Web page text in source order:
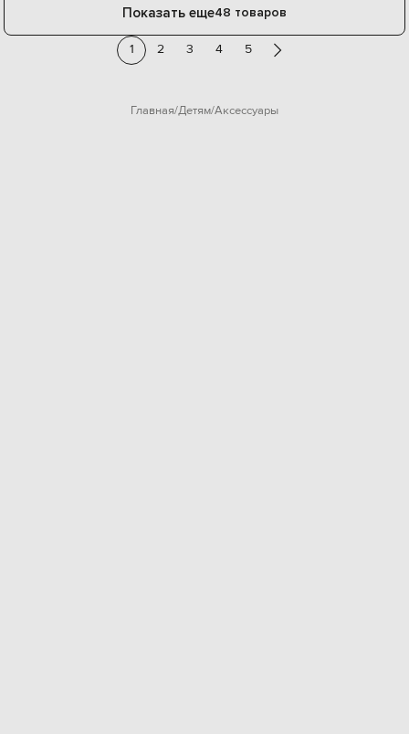
Показать еще48 товаров
1 2 3 4 5
Главная Детям Аксессуары